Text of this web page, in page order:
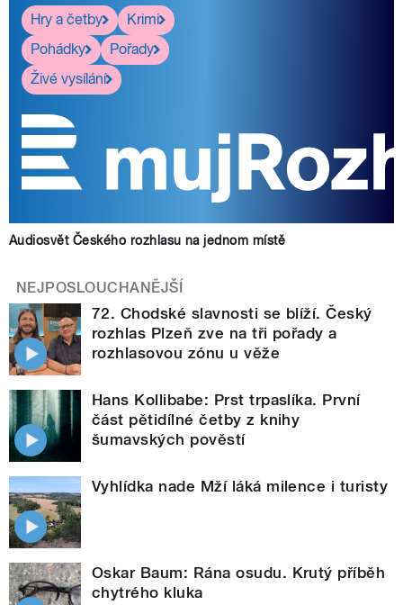
Hry a četby
Krimi
Pohádky
Pořady
Živé vysílání
Audiosvět Českého rozhlasu na jednom místě
NEJPOSLOUCHANĚJŠÍ
72. Chodské slavnosti se blíží. Český
rozhlas Plzeň zve na tři pořady a
rozhlasovou zónu u věže
Hans Kollibabe: Prst trpaslíka. První
část pětidílné četby z knihy
šumavských pověstí
Vyhlídka nade Mží láká milence i turisty
Oskar Baum: Rána osudu. Krutý příběh
chytrého kluka